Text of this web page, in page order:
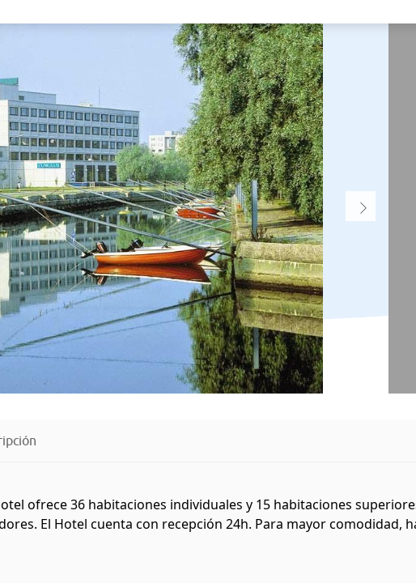
ofrece 36 habitaciones individuales y 15 habitaciones
El Hotel cuenta con recepción 24h. Para mayor comodidad,